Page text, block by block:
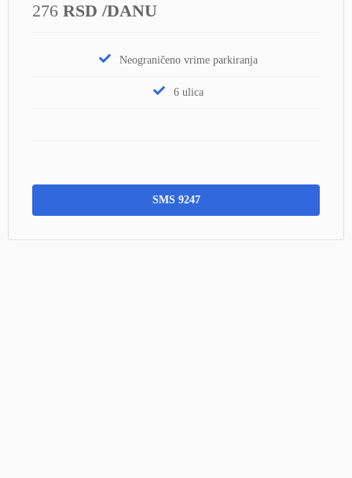
276 RSD /DANU
Neograničeno vrime parkiranja
6 ulica
SMS 9247